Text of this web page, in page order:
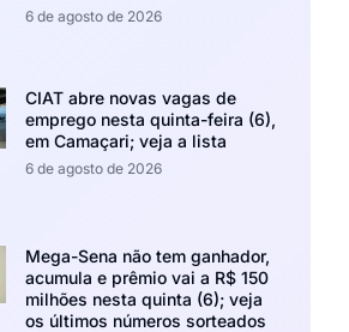
6 de agosto de 2026
CIAT abre novas vagas de
emprego nesta quinta-feira (6),
em Camaçari; veja a lista
6 de agosto de 2026
Mega-Sena não tem ganhador,
acumula e prêmio vai a R$ 150
milhões nesta quinta (6); veja
os últimos números sorteados